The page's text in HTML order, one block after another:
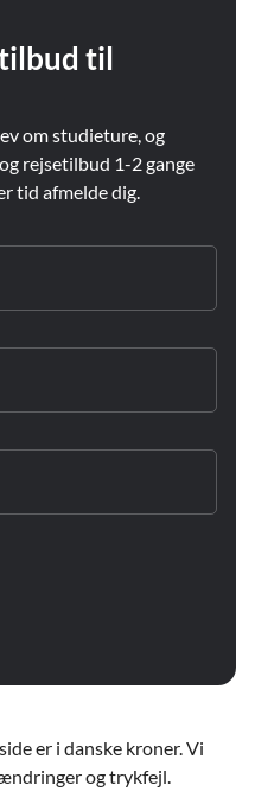
til
om studieture, og
rejsetilbud 1-2 gange
tid afmelde dig.
er i danske kroner. Vi
og trykfejl.